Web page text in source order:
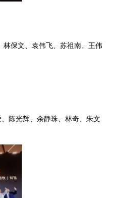
保文、袁伟飞、苏祖南、王伟
陈光辉、余静珠、林奇、朱文